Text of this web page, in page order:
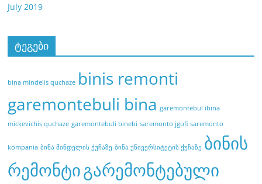
July 2019
ტეგები
bina mindelis quchaze binis remonti
garemontebuli bina garemontebul ibina
mickevichis quchaze garemontebuli binebi saremonto jgufi saremonto
kompania ბინა მინდელის ქუჩაზე ბინა უნივერსიტეტის ქუჩაზე ბინის
რემონტიგარემონტებული